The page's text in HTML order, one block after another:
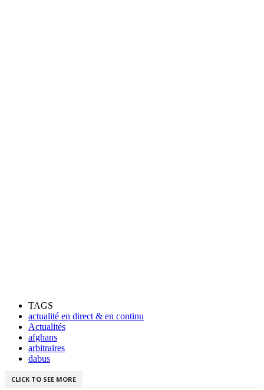
TAGS
actualité en direct & en continu
Actualités
afghans
arbitraires
dabus
CLICK TO SEE MORE